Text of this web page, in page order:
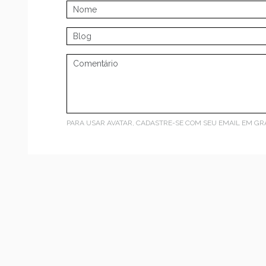
PARA USAR AVATAR, CADASTRE-SE COM SEU EMAIL EM